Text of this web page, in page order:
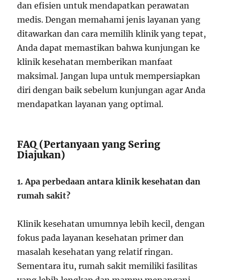
dan efisien untuk mendapatkan perawatan
medis. Dengan memahami jenis layanan yang
ditawarkan dan cara memilih klinik yang tepat,
Anda dapat memastikan bahwa kunjungan ke
klinik kesehatan memberikan manfaat
maksimal. Jangan lupa untuk mempersiapkan
diri dengan baik sebelum kunjungan agar Anda
mendapatkan layanan yang optimal.
FAQ (Pertanyaan yang Sering
Diajukan)
1. Apa perbedaan antara klinik kesehatan dan
rumah sakit?
Klinik kesehatan umumnya lebih kecil, dengan
fokus pada layanan kesehatan primer dan
masalah kesehatan yang relatif ringan.
Sementara itu, rumah sakit memiliki fasilitas